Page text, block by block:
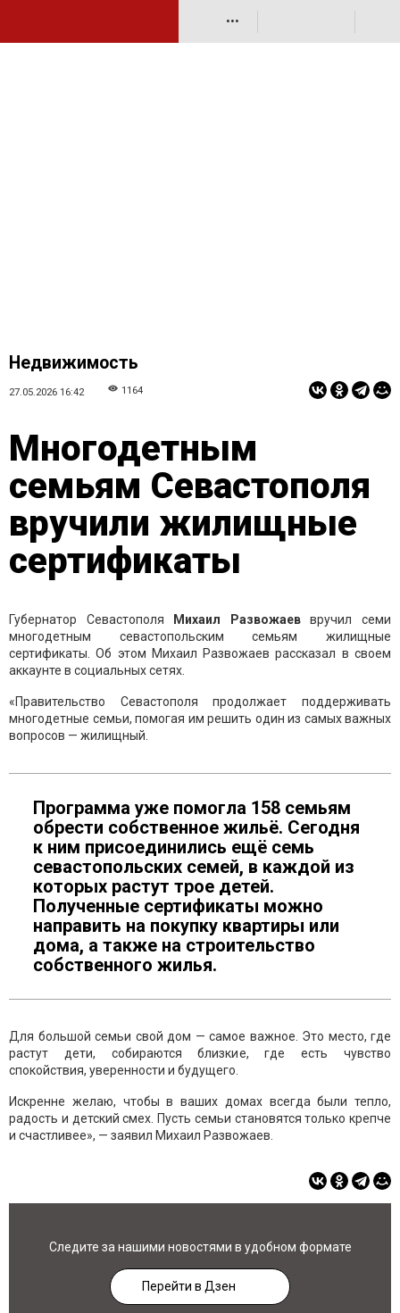
•••
Недвижимость
27.05.2026 16:42 1164
Многодетным
семьям Севастополя
вручили жилищные
сертификаты
Губернатор Севастополя Михаил Развожаеввручил семи
многодетным севастопольским семьям жилищные
сертификаты. Об этом Михаил Развожаев рассказал в своем
аккаунте в социальных сетях.
«Правительство Севастополя продолжает поддерживать
многодетные семьи, помогая им решить один из самых важных
вопросов — жилищный.
Программа уже помогла 158 семьям
обрести собственное жильё. Сегодня
к ним присоединились ещё семь
севастопольских семей, в каждой из
которых растут трое детей.
Полученные сертификаты можно
направить на покупку квартиры или
дома, а также на строительство
собственного жилья.
Для большой семьи свой дом — самое важное. Это место, где
растут дети, собираются близкие, где есть чувство
спокойствия, уверенности и будущего.
Искренне желаю, чтобы в ваших домах всегда были тепло,
радость и детский смех. Пусть семьи становятся только крепче
и счастливее», — заявил Михаил Развожаев.
Следите за нашими новостями в удобном формате
Перейти в Дзен